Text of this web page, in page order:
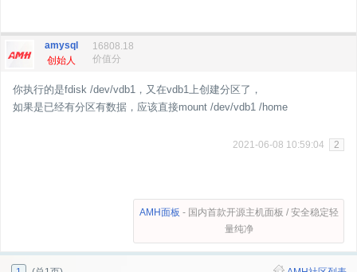
amysql
创始人
16808.18
价值分
你执行的是fdisk /dev/vdb1，又在vdb1上创建分区了，
如果是已经有分区有数据，应该直接mount /dev/vdb1 /home
2021-06-08 10:59:04 2
AMH面板 - 国内首款开源主机面板 / 安全稳定轻
量纯净